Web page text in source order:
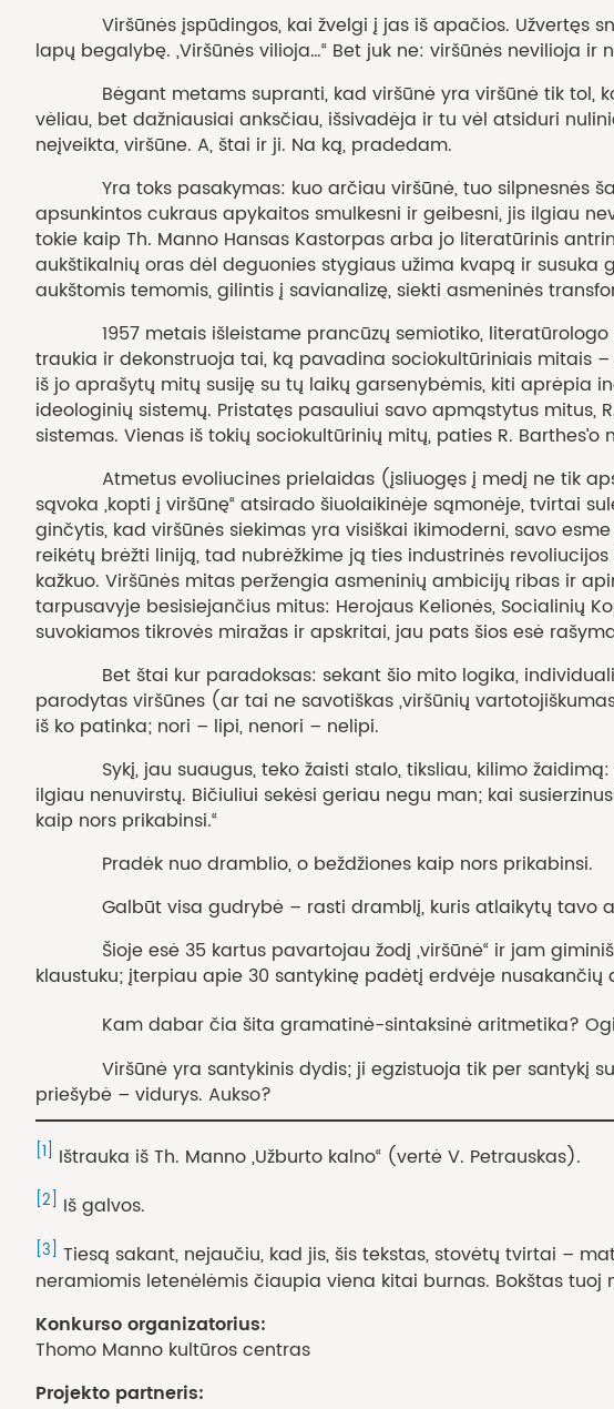
Viršūnės įspūdingos, kai žvelgi į jas iš apačios. Užvertęs
lapų begalybę. „Viršūnės vilioja…“ Bet juk ne: viršūnės nevilioja
Bėgant metams supranti, kad viršūnė yra viršūnė tik tol, kol
vėliau, bet dažniausiai anksčiau, išsivadėja ir tu vėl atsiduri
neįveikta, viršūne. A, štai ir ji. Na ką, pradedam.
Yra toks pasakymas: kuo arčiau viršūnė, tuo silpnesnės
apsunkintos cukraus apykaitos smulkesni ir geibesni, jis ilgiau
tokie kaip Th. Manno Hansas Kastorpas arba jo literatūrinis
aukštikalnių oras dėl deguonies stygiaus užima kvapą ir
aukštomis temomis, gilintis į savianalizę, siekti asmeninės
1957 metais išleistame prancūzų semiotiko, literatūrologo R.
traukia ir dekonstruoja tai, ką pavadina sociokultūriniais mitais
iš jo aprašytų mitų susiję su tų laikų garsenybėmis, kiti aprėpia
ideologinių sistemų. Pristatęs pasauliui savo apmąstytus mitus,
sistemas. Vienas iš tokių sociokultūrinių mitų, paties R.
Atmetus evoliucines prielaidas (įsliuogęs į medį ne tik
sąvoka „kopti į viršūnę“ atsirado šiuolaikinėje sąmonėje, tvirtai
ginčytis, kad viršūnės siekimas yra visiškai ikimoderni, savo
reikėtų brėžti liniją, tad nubrėžkime ją ties industrinės
kažkuo. Viršūnės mitas peržengia asmeninių ambicijų ribas ir
tarpusavyje besisiejančius mitus: Herojaus Kelionės, Socialinių
suvokiamos tikrovės miražas ir apskritai, jau pats šios esė
Bet štai kur paradoksas: sekant šio mito logika,
parodytas viršūnes (ar tai ne savotiškas „viršūnių
iš ko patinka; nori – lipi, nenori – nelipi.
Sykį, jau suaugus, teko žaisti stalo, tiksliau, kilimo žaidimą:
ilgiau nenuvirstų. Bičiuliui sekėsi geriau negu man; kai
kaip nors prikabinsi.“
Pradėk nuo dramblio, o beždžiones kaip nors prikabinsi.
Galbūt visa gudrybė – rasti dramblį, kuris atlaikytų tavo
Šioje esė 35 kartus pavartojau žodį „viršūnė“ ir jam
klaustuku; įterpiau apie 30 santykinę padėtį erdvėje nusakančių
Kam dabar čia šita gramatinė-sintaksinė aritmetika? Ogi
Viršūnė yra santykinis dydis; ji egzistuoja tik per santykį su
priešybė – vidurys. Aukso?
[1] Ištrauka iš Th. Manno „Užburto kalno“ (vertė V. Petrauskas).
[2] Iš galvos.
[3] Tiesą sakant, nejaučiu, kad jis, šis tekstas, stovėtų tvirtai –
neramiomis letenėlėmis čiaupia viena kitai burnas. Bokštas
Konkurso organizatorius:
Thomo Manno kultūros centras
Projekto partneris: